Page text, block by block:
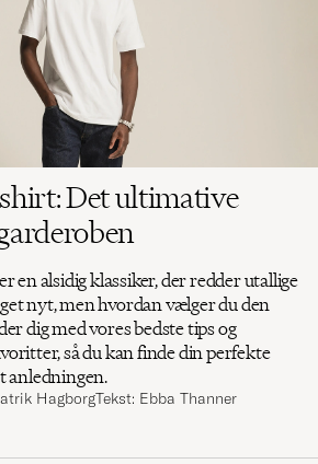
Det ultimative
en alsidig klassiker, der redder utallige
nyt, men hvordan vælger du den
dig med vores bedste tips og
så du kan finde din perfekte
anledningen.
HagborgTekst: Ebba Thanner